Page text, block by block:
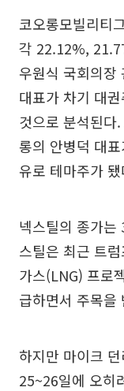
코오롱모빌리티
각 22.12%,
우원식 국회의장
대표가 차기 대
것으로 분석된다
롱의 안병덕 대
유로 테마주가
넥스틸의 종가
스틸은 최근 트
가스(LNG) 프로
급하면서 주목을
하지만 마이크
25~26일에 오히